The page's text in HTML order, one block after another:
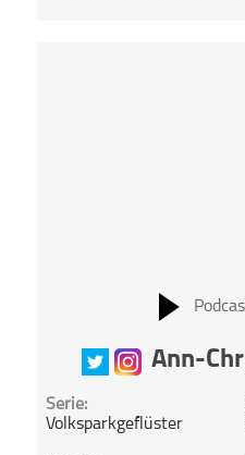
Ann-
Serie:
Volksparkgeflüster